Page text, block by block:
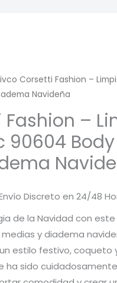
Corsetti Fashion –
Navideña
–
90604
Discreto en 24/48
de la Navidad con
y diadema
estilo festivo, coqueto
ha sido